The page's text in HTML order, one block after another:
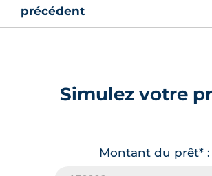
précédent
Simulez votre
Montant du prêt* :